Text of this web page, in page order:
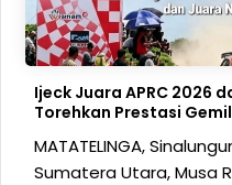
Ijeck Juara APRC 2026
Torehkan Prestasi
MATATELINGA,
Sumatera Utara, Musa